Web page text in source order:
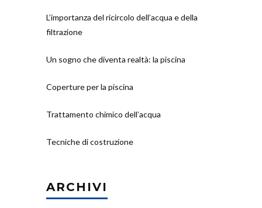
L’importanza del ricircolo dell’acqua e della
filtrazione
Un sogno che diventa realtà: la piscina
Coperture per la piscina
Trattamento chimico dell’acqua
Tecniche di costruzione
ARCHIVI